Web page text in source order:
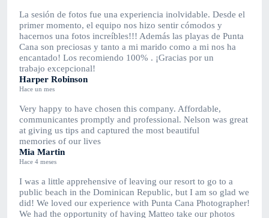
La sesión de fotos fue una experiencia inolvidable. Desde el
primer momento, el equipo nos hizo sentir cómodos y
hacernos una fotos increíbles!!! Además las playas de Punta
Cana son preciosas y tanto a mi marido como a mi nos ha
encantado! Los recomiendo 100% . ¡Gracias por un
trabajo excepcional!
Harper Robinson
Hace un mes
Very happy to have chosen this company. Affordable,
communicantes promptly and professional. Nelson was great
at giving us tips and captured the most beautiful
memories of our lives
Mia Martin
Hace 4 meses
I was a little apprehensive of leaving our resort to go to a
public beach in the Dominican Republic, but I am so glad we
did! We loved our experience with Punta Cana Photographer!
We had the opportunity of having Matteo take our photos